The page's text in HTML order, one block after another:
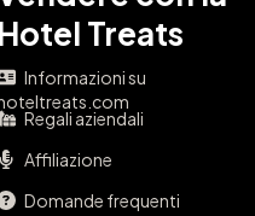
Hotel Treats
Informazioni su
Regali aziendali
Affiliazione
Domande frequenti